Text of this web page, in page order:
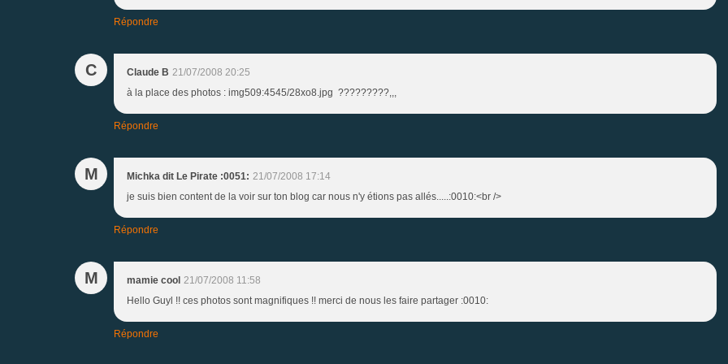
Répondre
C Claude B 21/07/2008 20:25
à la place des photos : img509:4545/28xo8.jpg ?????????,,,
Répondre
M Michka dit Le Pirate :0051: 21/07/2008 17:14
je suis bien content de la voir sur ton blog car nous n'y étions pas allés.....:0010:<br />
Répondre
M mamie cool 21/07/2008 11:58
Hello Guyl !! ces photos sont magnifiques !! merci de nous les faire partager :0010:
Répondre